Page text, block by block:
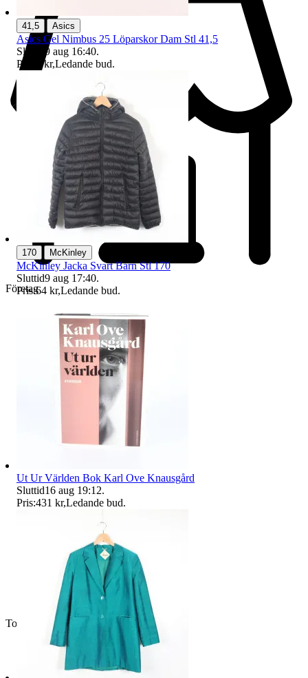
Företag
Toppsäljare
41,5 Asics
Asics Gel Nimbus 25 Löparskor Dam Stl 41,5
Sluttid
9 aug 16:40.
Pris:
6 kr,Ledande bud.
170 McKinley
McKinley Jacka Svart Barn Stl 170
Sluttid9 aug 17:40.
Pris:64 kr,Ledande bud.
Ut Ur Världen Bok Karl Ove Knausgård
Sluttid16 aug 19:12.
Pris:431 kr,Ledande bud.